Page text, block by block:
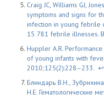
Craig JC, Williams GJ,
symptoms and signs for
infection in young febrile
15 781 febrile illnesses.
Huppler A.R.
of young infants with
2010;125(2):228–233. ↩
Блиндарь В.Н.,
Н.Е. Гематологические